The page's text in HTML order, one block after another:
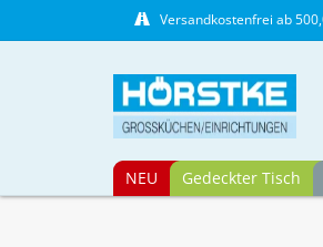
Versandkostenfrei ab
NEU Gedeckter Tisch